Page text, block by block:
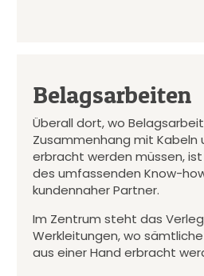
Belagsarbeiten
Überall dort, wo
Zusammenhang mit Kabeln
erbracht werden müssen, ist
des umfassenden Know-
kundennaher Partner.
Im Zentrum steht das
Werkleitungen, wo
aus einer Hand erbracht